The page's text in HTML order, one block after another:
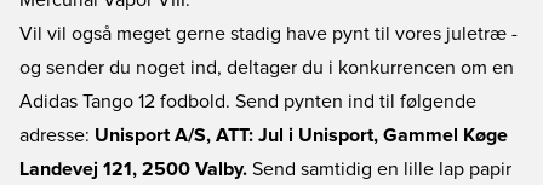
Vil vil også meget gerne stadig have pynt til vores juletræ -
og sender du noget ind, deltager du i konkurrencen om en
Adidas Tango 12 fodbold. Send pynten ind til følgende
adresse: Unisport A/S, ATT: Jul i Unisport, Gammel Køge
Landevej 121, 2500 Valby. Send samtidig en lille lap papir